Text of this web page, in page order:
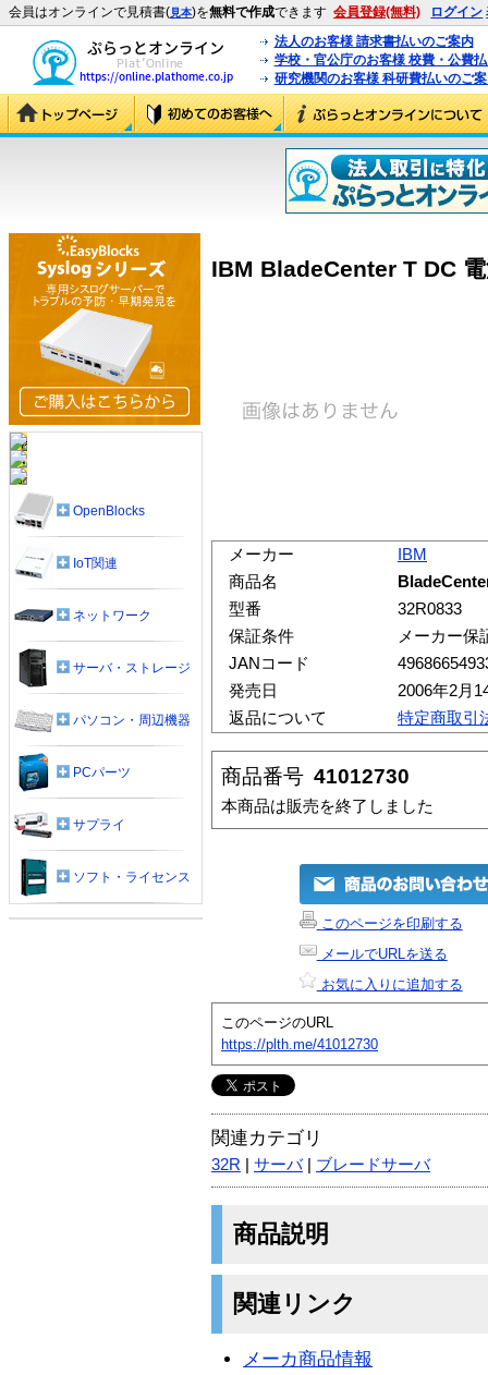
会員はオンラインで見積書(見本)を無料で作成できます 会員登録(無料) ログイン
法人のお客様 請求書払いのご案内
学校・官公庁のお客様 校費・公費
研究機関のお客様 科研費払いのご
IBM BladeCenter T DC
メーカー
IBM
商品名
型番
32R0833
保証条件
メーカー保
JANコード
発売日
2006年2月
返品について
特定商取引
商品番号 41012730
本商品は販売を終了しました
このページを印刷する
メールでURLを送る
お気に入りに追加する
このページのURL
https://plth.me/41012730
関連カテゴリ
32R サーバ| ブレードサーバ
商品説明
関連リンク
メーカ商品情報
OpenBlocks
IoT関連
ネットワーク
サーバ・ストレージ
パソコン・周辺機器
PCパーツ
サプライ
ソフト・ライセンス